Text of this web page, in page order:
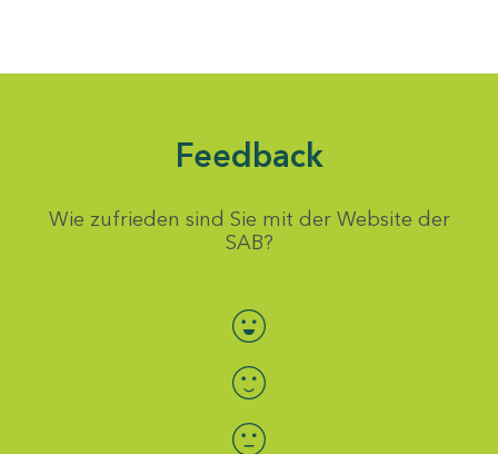
Feedback
Wie zufrieden sind Sie mit der Website der
SAB?
Bewertung auswählen